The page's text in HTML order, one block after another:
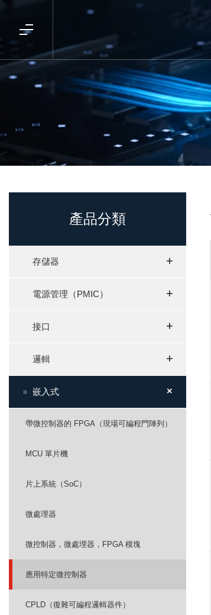
產品分類
存儲器 +
+
電源管理（PMIC） +
+
接口 +
+
邏輯 +
+
嵌入式 +
+
帶微控制器的 FPGA（現場可編程門陣列）
MCU 單片機
片上系統（SoC）
微處理器
微控制器，微處理器，FPGA 模塊
應用特定微控制器
CPLD（復雜可編程邏輯器件）